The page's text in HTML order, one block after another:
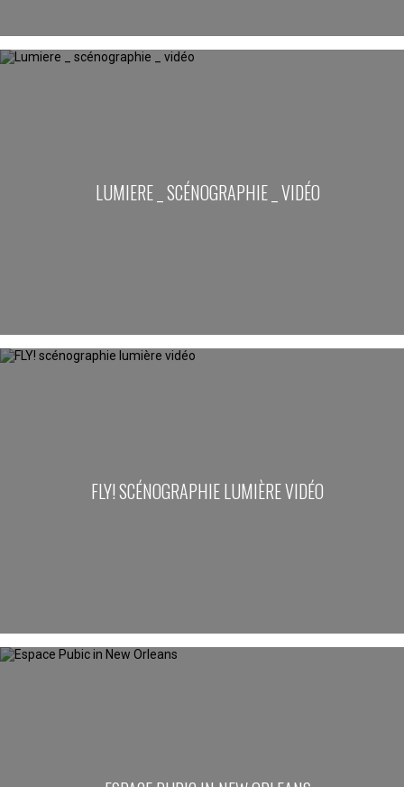
LUMIERE _ SCÉNOGRAPHIE _ VIDÉO
FLY! SCÉNOGRAPHIE LUMIÈRE VIDÉO